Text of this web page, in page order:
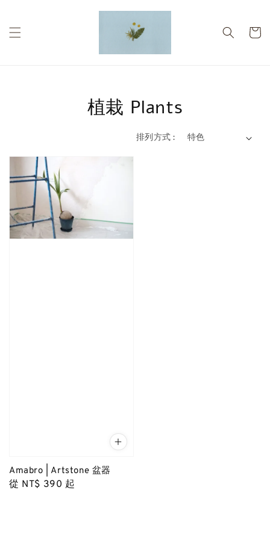
植栽 Plants
排列方式 :
Amabro | Artstone 盆器
Regular
從 NT$ 390 起